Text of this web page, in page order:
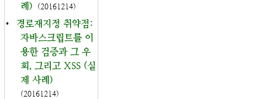
례)
(20161214)
•
경로재지정 취약점:
자바스크립트를 이
용한 검증과 그 우
회, 그리고 XSS (실
제 사례)
(20161214)